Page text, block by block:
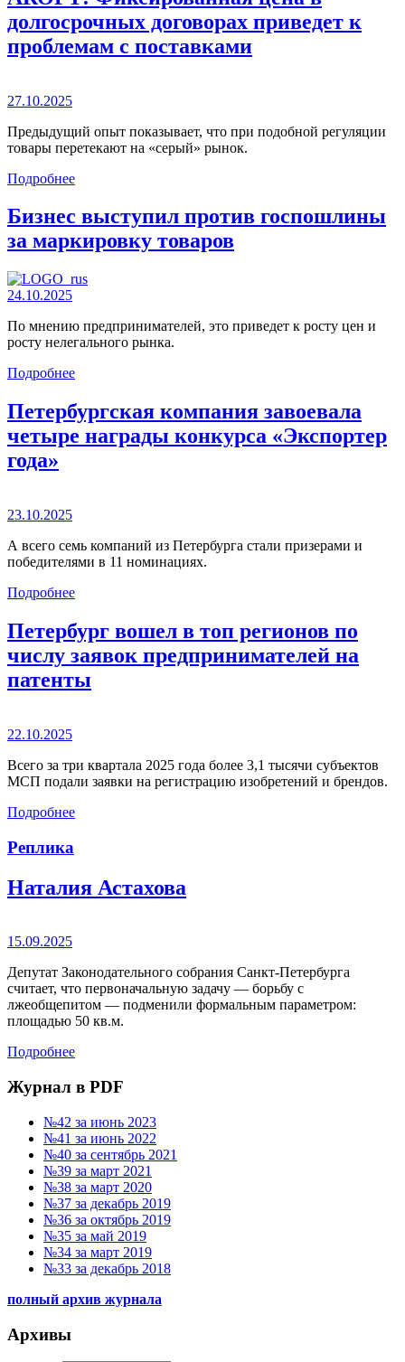
долгосрочных договорах приведет к
проблемам с поставками
27.10.2025
Предыдущий опыт показывает, что при подобной регуляции
товары перетекают на «серый» рынок.
Подробнее
Бизнес выступил против госпошлины
за маркировку товаров
24.10.2025
По мнению предпринимателей, это приведет к росту цен и
росту нелегального рынка.
Подробнее
Петербургская компания завоевала
четыре награды конкурса «Экспортер
года»
23.10.2025
А всего семь компаний из Петербурга стали призерами и
победителями в 11 номинациях.
Подробнее
Петербург вошел в топ регионов по
числу заявок предпринимателей на
патенты
22.10.2025
Всего за три квартала 2025 года более 3,1 тысячи субъектов
МСП подали заявки на регистрацию изобретений и брендов.
Подробнее
Реплика
Наталия Астахова
15.09.2025
Депутат Законодательного собрания Санкт-Петербурга
считает, что первоначальную задачу — борьбу с
лжеобщепитом — подменили формальным параметром:
площадью 50 кв.м.
Подробнее
Журнал в PDF
№42 за июнь 2023
№41 за июнь 2022
№40 за сентябрь 2021
№39 за март 2021
№38 за март 2020
№37 за декабрь 2019
№36 за октябрь 2019
№35 за май 2019
№34 за март 2019
№33 за декабрь 2018
полный архив журнала
Архивы